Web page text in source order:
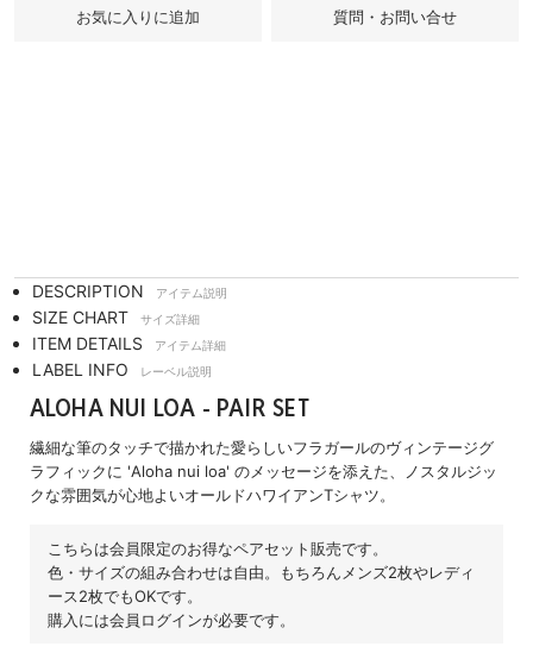
質問・お問い合せ
DESCRIPTION アイテム説明
SIZE CHART サイズ詳細
ITEM DETAILS アイテム詳細
LABEL INFO レーベル説明
ALOHA NUI LOA - PAIR SET
繊細な筆のタッチで描かれた愛らしいフラガールのヴィンテージグ
ラフィックに 'Aloha nui loa' のメッセージを添えた、ノスタルジッ
クな雰囲気が心地よいオールドハワイアンTシャツ。
こちらは会員限定のお得なペアセット販売です。
色・サイズの組み合わせは自由。もちろんメンズ2枚やレディ
ース2枚でもOKです。
購入には会員ログインが必要です。